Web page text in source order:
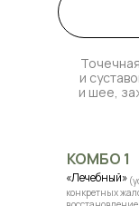
и
и шее,
«Лечебный»
конкретных
КОМБО 1